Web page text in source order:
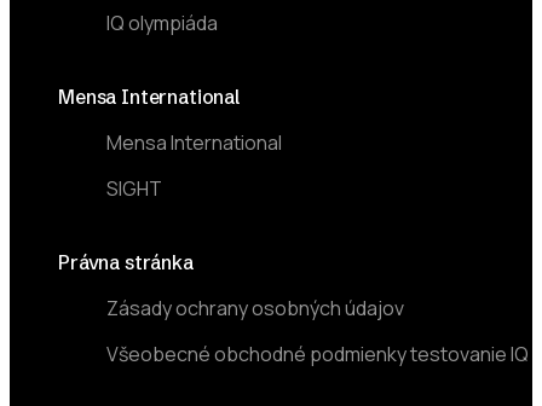
IQ olympiáda
Mensa International
Mensa International
SIGHT
Právna stránka
Zásady ochrany osobných údajov
Všeobecné obchodné podmienky testovanie IQ